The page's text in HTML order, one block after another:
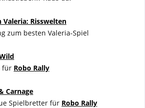
Risswelten
zum besten Valeria-Spiel
für Robo Rally
Carnage
Spielbretter für Robo Rally